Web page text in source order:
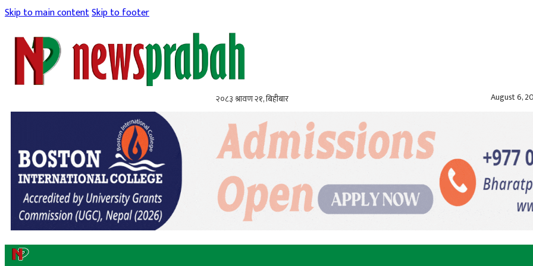
Skip to main contentSkip to footer
२०८३ श्रावण २१, बिहीबार August 6,